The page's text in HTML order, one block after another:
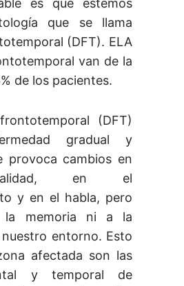
es que estemos
que se llama
(DFT). ELA
van de la
de los pacientes.
(DFT)
gradual y
provoca cambios en
en el
y en el habla, pero
memoria ni a la
entorno. Esto
afectada son las
y temporal de